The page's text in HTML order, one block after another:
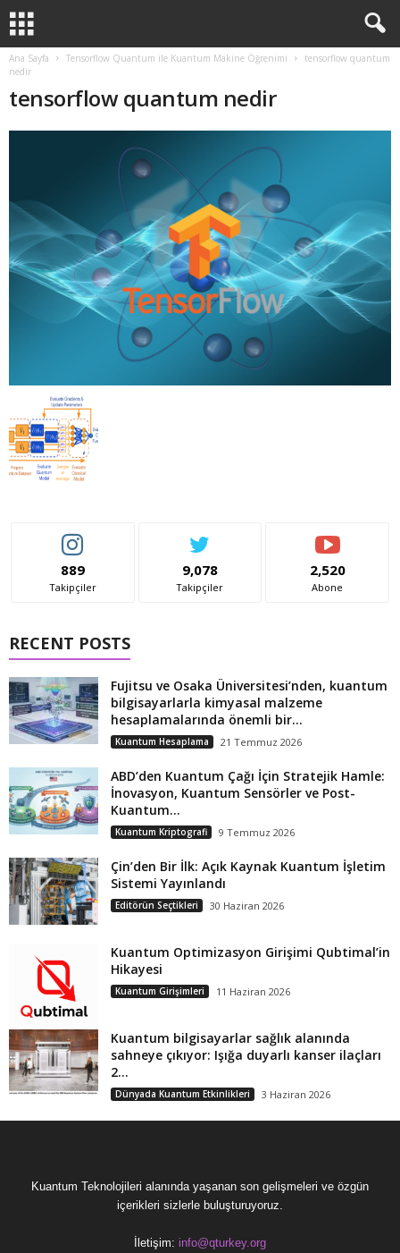
Ana Sayfa Tensorflow Quantum ile Kuantum Makine Öğrenimi
tensorflow quantum
nedir
tensorflow quantum nedir
889
Takipçiler
9,078
Takipçiler
2,520
Abone
RECENT POSTS
Fujitsu ve Osaka Üniversitesi’nden, kuantum
bilgisayarlarla kimyasal malzeme
hesaplamalarında önemli bir...
Kuantum Hesaplama 21 Temmuz 2026
ABD’den Kuantum Çağı İçin Stratejik Hamle:
İnovasyon, Kuantum Sensörler ve Post-
Kuantum...
Kuantum Kriptografi 9 Temmuz 2026
Çin’den Bir İlk: Açık Kaynak Kuantum İşletim
Sistemi Yayınlandı
Editörün Seçtikleri 30 Haziran 2026
Kuantum Optimizasyon Girişimi Qubtimal’in
Hikayesi
Kuantum Girişimleri 11 Haziran 2026
Kuantum bilgisayarlar sağlık alanında
sahneye çıkıyor: Işığa duyarlı kanser ilaçları
2...
Dünyada Kuantum Etkinlikleri 3 Haziran 2026
Kuantum Teknolojileri alanında yaşanan son gelişmeleri ve özgün
içerikleri sizlerle buluşturuyoruz.
İletişim: info@qturkey.org